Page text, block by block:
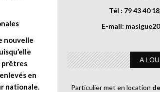
nouvelle
prêtres
en
nationale.
Tél : 79 43 40
E-mail:
A
Particulier met en location